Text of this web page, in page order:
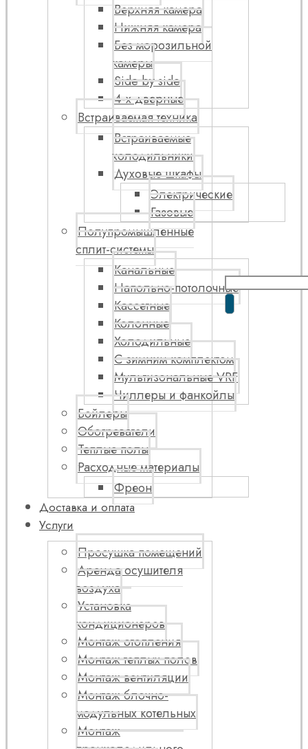
Верхняя камера
Нижняя камера
Без морозильной
камеры
Side by side
4-х дверные
Встраиваемая техника
Встраиваемые
холодильники
Духовые шкафы
Электрические
Газовые
Полупромышленные
сплит-системы
Канальные
Напольно-потолочные
Кассетные
Колонные
Холодильные
С зимним комплектом
Мультизональные VRF
Чиллеры и фанкойлы
Бойлеры
Обогреватели
Теплые полы
Расходные материалы
Фреон
Доставка и оплата
Услуги
Просушка помещений
Аренда осушителя
воздуха
Установка
кондиционеров
Монтаж отопления
Монтаж теплых полов
Монтаж вентиляции
Монтаж блочно-
модульных котельных
Монтаж